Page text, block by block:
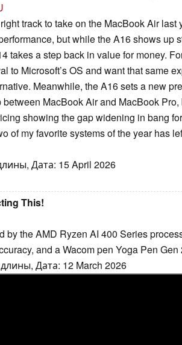
track to take on the MacBook Air last
but while the A16 shows up
takes a step back in value for money.
to Microsoft’s OS and want that same
Meanwhile, the A16 sets a new
MacBook Air and MacBook
showing the gap widening in bang
of my favorite systems of the year has
Дата: 15 April 2026
This!
the AMD Ryzen AI 400 Series
and a Wacom pen Yoga Pen Gen
Дата: 12 March 2026